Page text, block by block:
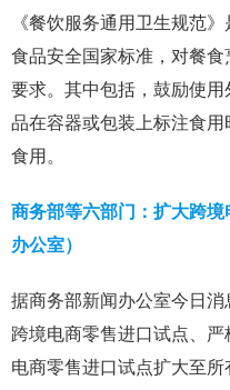
《餐饮服务通用卫生规范
食品安全国家标准，对餐
要求。其中包括，鼓励使
品在容器或包装上标注食
食用。
商务部等六部门：扩大跨
办公室）
据商务部新闻办公室今日
跨境电商零售进口试点、
电商零售进口试点扩大至